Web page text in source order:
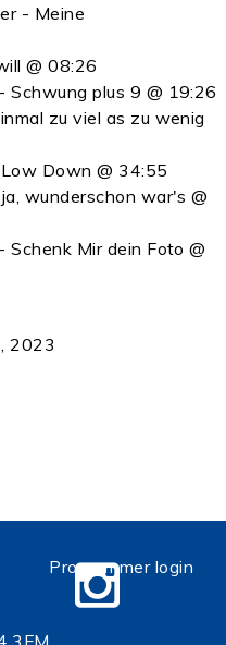
- Meine
@ 08:26
Schwung plus 9 @ 19:26
zu viel as zu wenig
Down @ 34:55
wunderschon war's @
Schenk Mir dein Foto @
2023
Programmer login